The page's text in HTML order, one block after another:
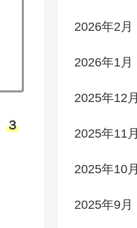
３
2026年2月
2026年1月
2025年12月
2025年11月
2025年10月
2025年9月